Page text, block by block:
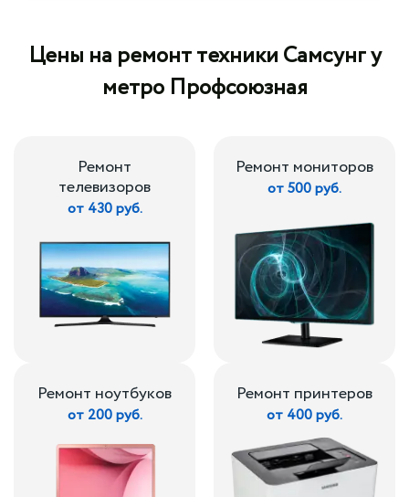
Цены на ремонт техники Самсунг у
метро Профсоюзная
Ремонт
телевизоров
от 430 руб.
Ремонт мониторов
от 500 руб.
Ремонт ноутбуков
от 200 руб.
Ремонт принтеров
от 400 руб.